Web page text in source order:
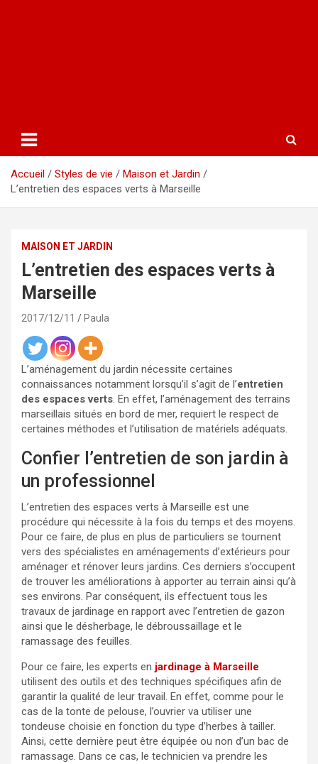
Accueil Styles de vie
Maison et Jardin
L’entretien des espaces verts à Marseille
MAISON ET JARDIN
L’entretien des espaces verts à
Marseille
2017/12/11 Paula
L’aménagement du jardin nécessite certaines
connaissances notamment lorsqu’il s’agit de l’entretien
des espaces verts. En effet, l’aménagement des terrains
marseillais situés en bord de mer, requiert le respect de
certaines méthodes et l’utilisation de matériels adéquats.
Confier l’entretien de son jardin à
un professionnel
L’entretien des espaces verts à Marseille est une
procédure qui nécessite à la fois du temps et des moyens.
Pour ce faire, de plus en plus de particuliers se tournent
vers des spécialistes en aménagements d’extérieurs pour
aménager et rénover leurs jardins. Ces derniers s’occupent
de trouver les améliorations à apporter au terrain ainsi qu’à
ses environs. Par conséquent, ils effectuent tous les
travaux de jardinage en rapport avec l’entretien de gazon
ainsi que le désherbage, le débroussaillage et le
ramassage des feuilles.
Pour ce faire, les experts en jardinage à Marseille
utilisent des outils et des techniques spécifiques afin de
garantir la qualité de leur travail. En effet, comme pour le
cas de la tonte de pelouse, l’ouvrier va utiliser une
tondeuse choisie en fonction du type d’herbes à tailler.
Ainsi, cette dernière peut être équipée ou non d’un bac de
ramassage. Dans ce cas, le technicien va prendre les